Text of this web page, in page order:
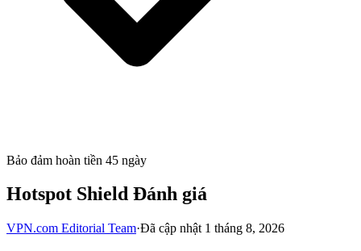
Bảo đảm hoàn tiền 45 ngày
Hotspot Shield Đánh giá
VPN.com Editorial Team·Đã cập nhật 1 tháng 8, 2026